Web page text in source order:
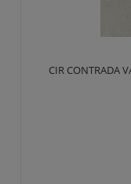
CIR CONTRADA